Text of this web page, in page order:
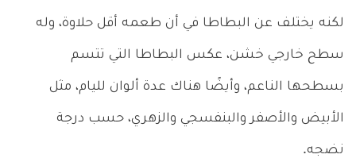
لكنه يختلف عن البطاطا في أن طعمه أقل حلاوة، وله
سطح خارجي خشن، عكس البطاطا التي تتسم
بسطحها الناعم، وأيضًا هناك عدة ألوان لليام، مثل
الأبيض والأصفر والبنفسجي والزهري، حسب درجة
نضجه.